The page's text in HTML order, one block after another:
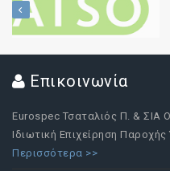
Επικοινωνία
Eurospec Τσαταλιός Π. & ΣΙΑ
Ιδιωτική Επιχείρηση
Περισσότερα >>